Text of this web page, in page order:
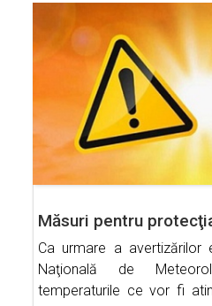
Măsuri pentru
Ca urmare a avertizărilor
Naţională de
temperaturile ce vor fi